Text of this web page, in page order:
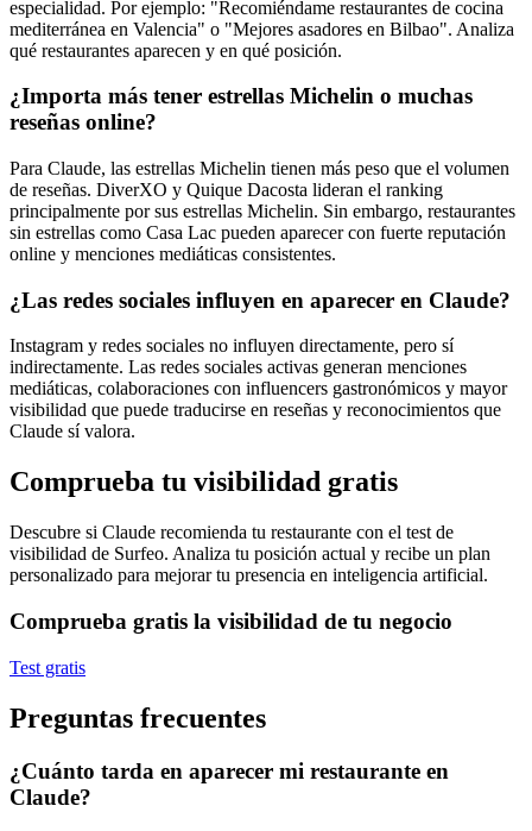
especialidad. Por ejemplo: "Recomiéndame restaurantes de cocina
mediterránea en Valencia" o "Mejores asadores en Bilbao". Analiza
qué restaurantes aparecen y en qué posición.
¿Importa más tener estrellas Michelin o muchas
reseñas online?
Para Claude, las estrellas Michelin tienen más peso que el volumen
de reseñas. DiverXO y Quique Dacosta lideran el ranking
principalmente por sus estrellas Michelin. Sin embargo, restaurantes
sin estrellas como Casa Lac pueden aparecer con fuerte reputación
online y menciones mediáticas consistentes.
¿Las redes sociales influyen en aparecer en Claude?
Instagram y redes sociales no influyen directamente, pero sí
indirectamente. Las redes sociales activas generan menciones
mediáticas, colaboraciones con influencers gastronómicos y mayor
visibilidad que puede traducirse en reseñas y reconocimientos que
Claude sí valora.
Comprueba tu visibilidad gratis
Descubre si Claude recomienda tu restaurante con el test de
visibilidad de Surfeo. Analiza tu posición actual y recibe un plan
personalizado para mejorar tu presencia en inteligencia artificial.
Comprueba gratis la visibilidad de tu negocio
Test gratis
Preguntas frecuentes
¿Cuánto tarda en aparecer mi restaurante en
Claude?